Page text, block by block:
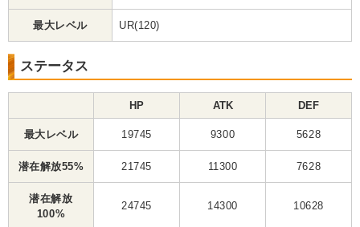
最大レベル UR(120)
ステータス
HP ATK DEF
最大レベル 19745 9300 5628
潜在解放55% 21745 11300 7628
潜在解放
100%
24745 14300 10628